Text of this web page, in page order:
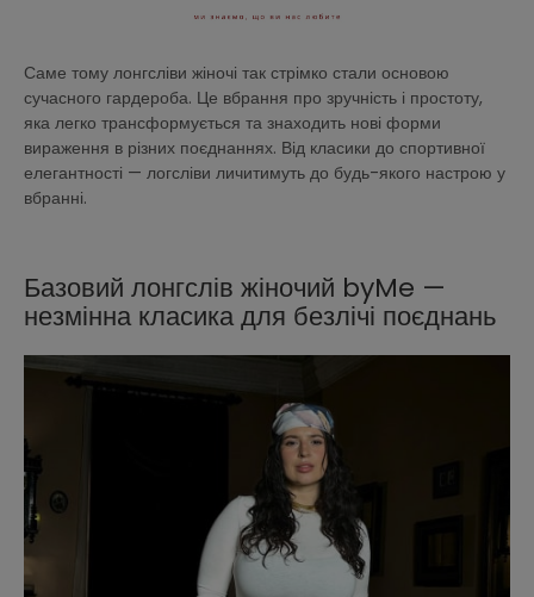
Саме тому лонгсліви жіночі так стрімко стали основою
сучасного гардероба. Це вбрання про зручність і простоту,
яка легко трансформується та знаходить нові форми
вираження в різних поєднаннях. Від класики до спортивної
елегантності — логсліви личитимуть до будь-якого настрою у
вбранні.
Базовий лонгслів жіночий byMe —
незмінна класика для безлічі поєднань